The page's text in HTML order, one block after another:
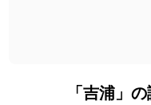
「吉浦」